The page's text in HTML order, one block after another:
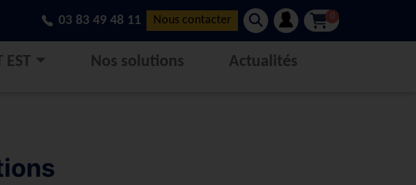
03 83 49 48 11 Nous contacter 0
EST Nos solutions Actualités